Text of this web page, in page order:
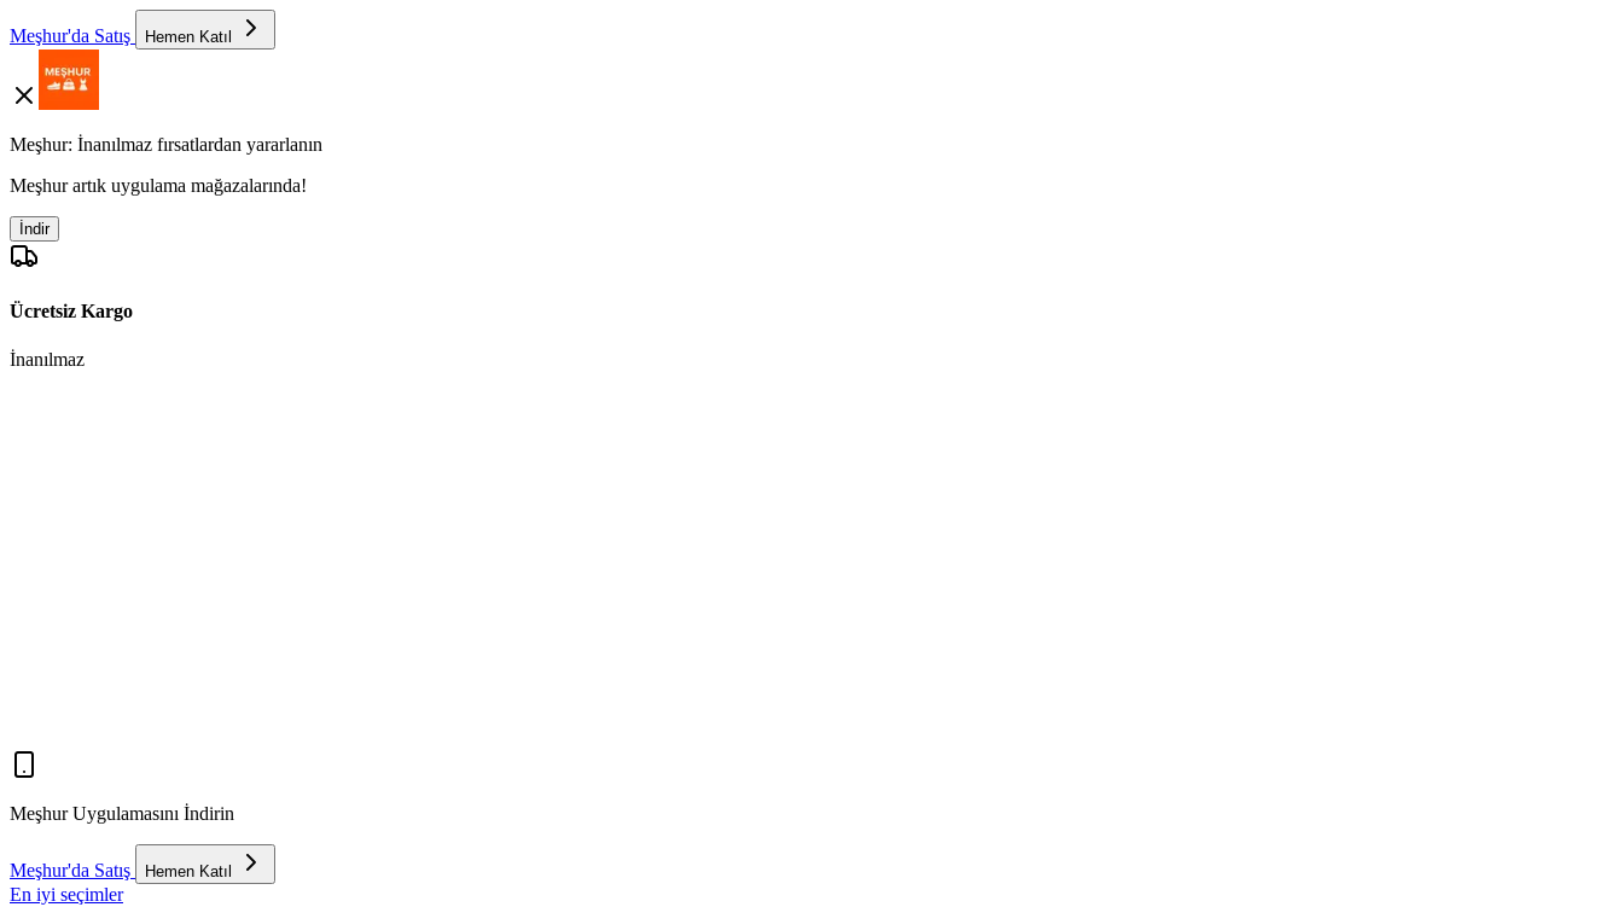
Meşhur'da Satış Hemen Katıl
Meşhur: İnanılmaz fırsatlardan yararlanın
Meşhur artık uygulama mağazalarında!
İndir
Ücretsiz Kargo
İnanılmaz
Meşhur Uygulamasını İndirin
Meşhur'da Satış Hemen Katıl
En iyi seçimler